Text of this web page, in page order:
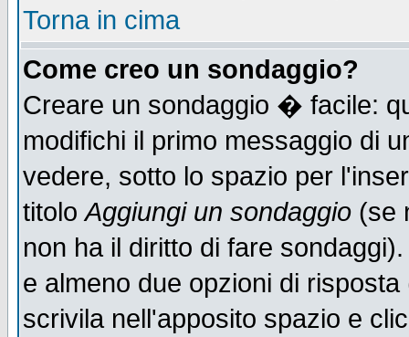
Torna in cima
Come creo un sondaggio?
Creare un sondaggio � facile:
modifichi il primo messaggio di
vedere, sotto lo spazio per
titoloAggiungi un sondaggio (se
non ha il diritto di fare
e almeno due opzioni di
scrivila nell'apposito spazio e